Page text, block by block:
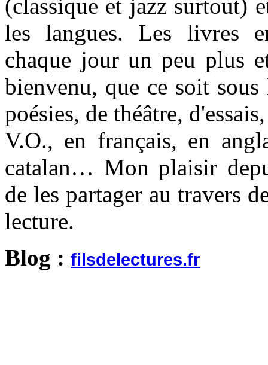
(classique et jazz surtout)
les langues. Les livres
chaque jour un peu plus
bienvenu, que ce soit
poésies, de théâtre,
V.O., en français, en
catalan… Mon plaisir
de les partager au travers
lecture.
Blog : filsdelectures.fr